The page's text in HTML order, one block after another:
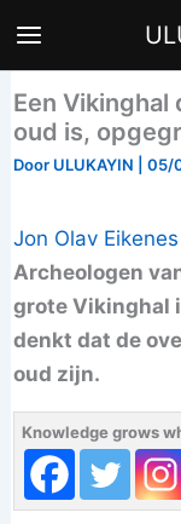
naar
inhoud
Een
oud is,
Door ULUKAYIN |05/
Jon Olav Eikenes
Archeologen
grote Vikinghal
denkt dat de
oud zijn.
Knowledge grows